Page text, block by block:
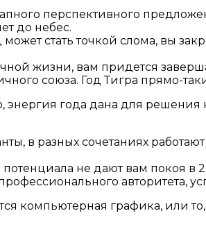
перспективного
до небес.
стать точкой слома, вы
жизни, вам придется
союза. Год Тигра прямо-
энергия года дана для
в разных сочетаниях работают
не дают вам покоя в
авторитета,
компьютерная графика, или